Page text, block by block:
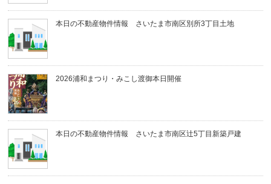
本日の不動産物件情報 さいたま市南区別所3丁目土地
2026浦和まつり・みこし渡御本日開催
本日の不動産物件情報 さいたま市南区辻5丁目新築戸建